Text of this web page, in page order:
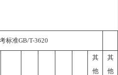
标准GB/T-3620
其
他
其
他